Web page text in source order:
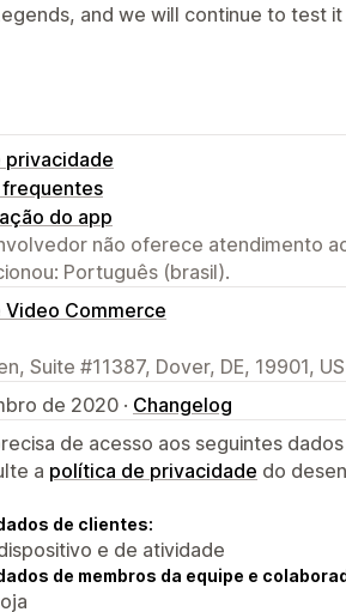
and we will continue to test it
privacidade
do app
não oferece atendimento
Português (brasil).
Commerce
Suite #11387, Dover, DE, 19901, US
de 2020 · Changelog
de acesso aos seguintes
a política de privacidade do
de clientes:
e de atividade
de membros da equipe e